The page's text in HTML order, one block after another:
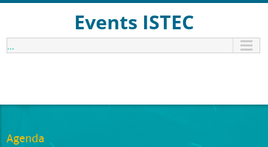
Events ISTEC
...
Agenda
1:00 am